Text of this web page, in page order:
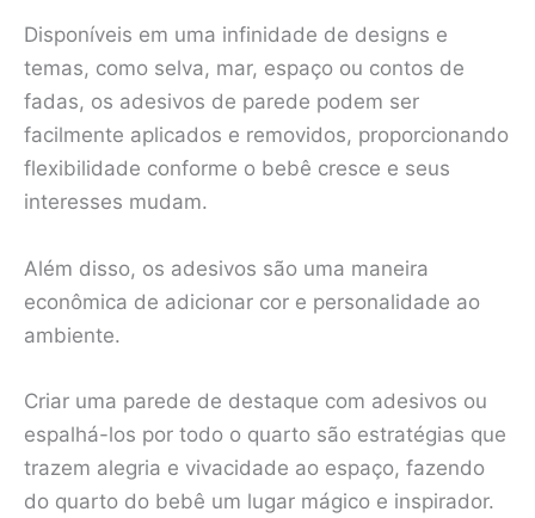
Disponíveis em uma infinidade de designs e
temas, como selva, mar, espaço ou contos de
fadas, os adesivos de parede podem ser
facilmente aplicados e removidos, proporcionando
flexibilidade conforme o bebê cresce e seus
interesses mudam.
Além disso, os adesivos são uma maneira
econômica de adicionar cor e personalidade ao
ambiente.
Criar uma parede de destaque com adesivos ou
espalhá-los por todo o quarto são estratégias que
trazem alegria e vivacidade ao espaço, fazendo
do quarto do bebê um lugar mágico e inspirador.